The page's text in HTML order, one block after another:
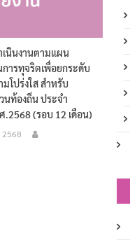
เนินงานตามแผน
ารทุจริตเพื่อยกระดับ
โปร่งใส สำหรับ
นท้องถิ่น ประจำ
(รอบ 12 เดือน)